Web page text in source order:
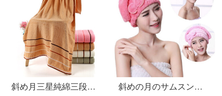
斜め月三星純綿三段バスタオル大人カップル用バスタオルに身巾を巻いて快適で柔らかい70*140 cmカレー色のバスタオル三段
斜めの月のサムスンのチョウは乾毛の帽子のサンゴの绒が非常に强くて水を吸い込んで柔らかく髪の毛を拭いて、かわいいシャワーキャップの王女の帽子の家庭の女性の金の青い王女の帽子の2条をかぶせて诘めます。